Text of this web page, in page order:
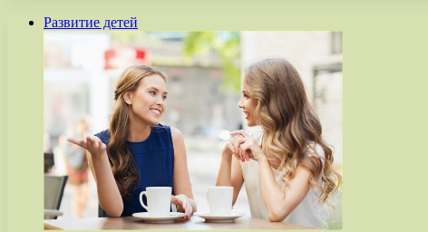
Развитие детей